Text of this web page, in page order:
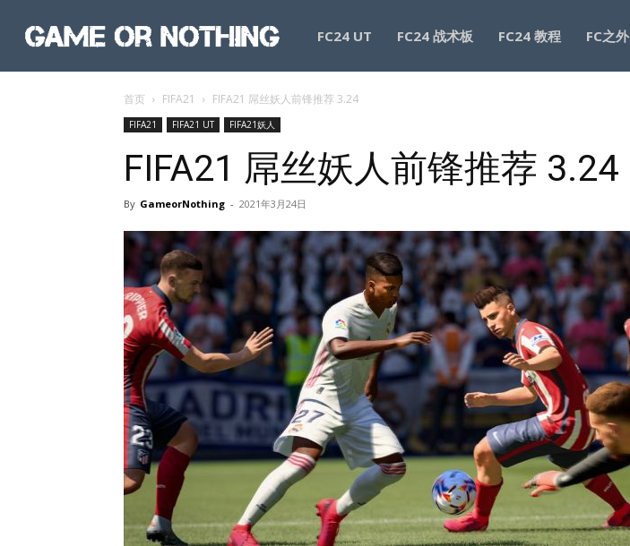
GameorNothing
FC24 UT FC24 战术板 FC24 教程 FC之外
首页 FIFA21 FIFA21 屌丝妖人前锋推荐 3.24
FIFA21 FIFA21 UT FIFA21妖人
FIFA21 屌丝妖人前锋推荐 3.24
By GameorNothing - 2021年3月24日